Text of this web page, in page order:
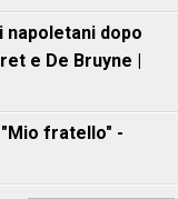
napoletani dopo
e De Bruyne |
fratello" -